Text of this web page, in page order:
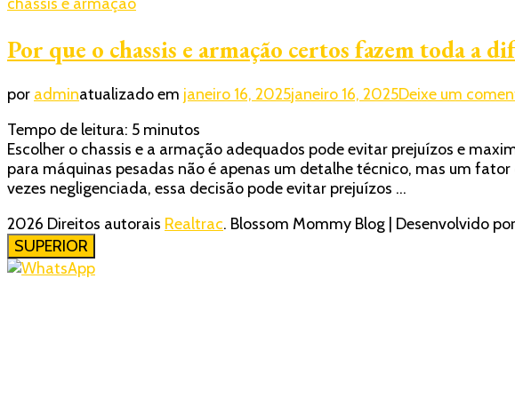
Por que o chassis e armação certos fazem toda a
por adminatualizado em janeiro 16, 2025janeiro 16, 2025Deixe um
Tempo de leitura: 5 minutos
Escolher o chassis e a armação adequados pode evitar prejuízos e
para máquinas pesadas não é apenas um detalhe técnico, mas um
vezes negligenciada, essa decisão pode evitar prejuízos …
2026 Direitos autorais Realtrac. Blossom Mommy Blog | Desenvolvido por
SUPERIOR